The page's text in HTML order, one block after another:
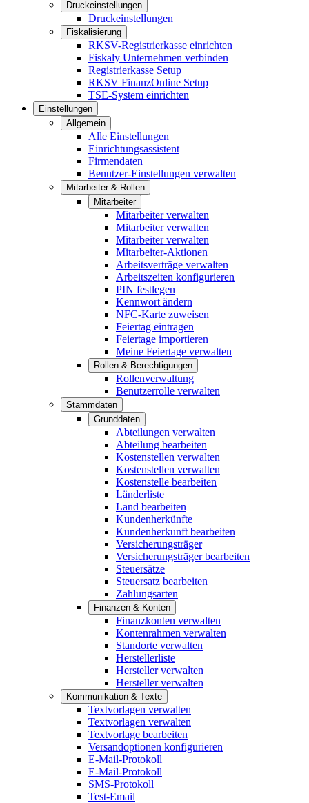
Druckeinstellungen
Druckeinstellungen
Fiskalisierung
RKSV-Registrierkasse einrichten
Fiskaly Unternehmen verbinden
Registrierkasse Setup
RKSV FinanzOnline Setup
TSE-System einrichten
Einstellungen
Allgemein
Alle Einstellungen
Einrichtungsassistent
Firmendaten
Benutzer-Einstellungen verwalten
Mitarbeiter & Rollen
Mitarbeiter
Mitarbeiter verwalten
Mitarbeiter verwalten
Mitarbeiter verwalten
Mitarbeiter-Aktionen
Arbeitsverträge verwalten
Arbeitszeiten konfigurieren
PIN festlegen
Kennwort ändern
NFC-Karte zuweisen
Feiertag eintragen
Feiertage importieren
Meine Feiertage verwalten
Rollen & Berechtigungen
Rollenverwaltung
Benutzerrolle verwalten
Stammdaten
Grunddaten
Abteilungen verwalten
Abteilung bearbeiten
Kostenstellen verwalten
Kostenstellen verwalten
Kostenstelle bearbeiten
Länderliste
Land bearbeiten
Kundenherkünfte
Kundenherkunft bearbeiten
Versicherungsträger
Versicherungsträger bearbeiten
Steuersätze
Steuersatz bearbeiten
Zahlungsarten
Finanzen & Konten
Finanzkonten verwalten
Kontenrahmen verwalten
Standorte verwalten
Herstellerliste
Hersteller verwalten
Hersteller verwalten
Kommunikation & Texte
Textvorlagen verwalten
Textvorlagen verwalten
Textvorlage bearbeiten
Versandoptionen konfigurieren
E-Mail-Protokoll
E-Mail-Protokoll
SMS-Protokoll
Test-Email